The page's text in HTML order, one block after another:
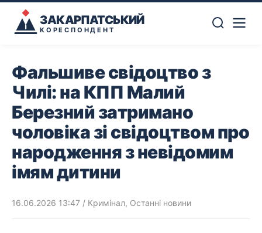
ЗАКАРПАТСЬКИЙ
КОРЕСПОНДЕНТ
Фальшиве свідоцтво з
Чилі: на КПП Малий
Березний затримано
чоловіка зі свідоцтвом про
народження з невідомим
імям дитини
16.06.2026 13:47 / Кримінал, Останні новини